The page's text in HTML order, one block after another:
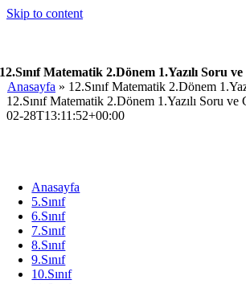
Skip to content
12.Sınıf Matematik 2.Dönem 1.Yazılı Soru
Anasayfa » 12.Sınıf Matematik 2.Dönem
12.Sınıf Matematik 2.Dönem 1.Yazılı Soru ve
02-28T13:11:52+00:00
Anasayfa
5.Sınıf
6.Sınıf
7.Sınıf
8.Sınıf
9.Sınıf
10.Sınıf